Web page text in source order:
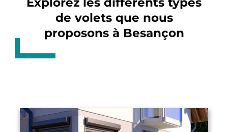
de volets que nous
proposons à Besançon